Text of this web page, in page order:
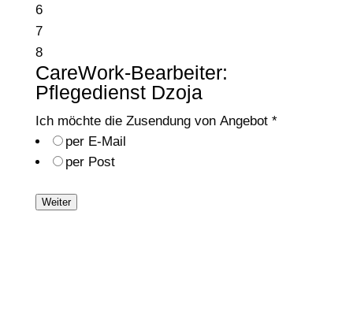
6
7
8
CareWork-Bearbeiter:
Pflegedienst Dzoja
Ich möchte die Zusendung von Angebot *
per E-Mail
per Post
Weiter